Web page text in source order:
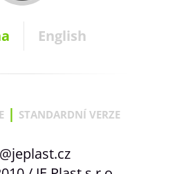
English
| STANDARDNÍ VERZE